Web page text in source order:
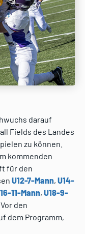
darauf
Fields des Landes
zu können.
kommenden
für den
U12-7-Mann, U14-
11-Mann, U18-9-
den
dem Programm,